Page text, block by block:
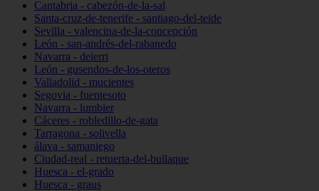
Cantabria - cabezón-de-la-sal
Santa-cruz-de-tenerife - santiago-del-teide
Sevilla - valencina-de-la-concepción
León - san-andrés-del-rabanedo
Navarra - deierri
León - gusendos-de-los-oteros
Valladolid - mucientes
Segovia - fuentesoto
Navarra - lumbier
Cáceres - robledillo-de-gata
Tarragona - solivella
álava - samaniego
Ciudad-real - retuerta-del-bullaque
Huesca - el-grado
Huesca - graus